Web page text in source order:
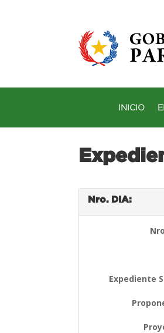
INICIO
Nro. DIA:
Expediente